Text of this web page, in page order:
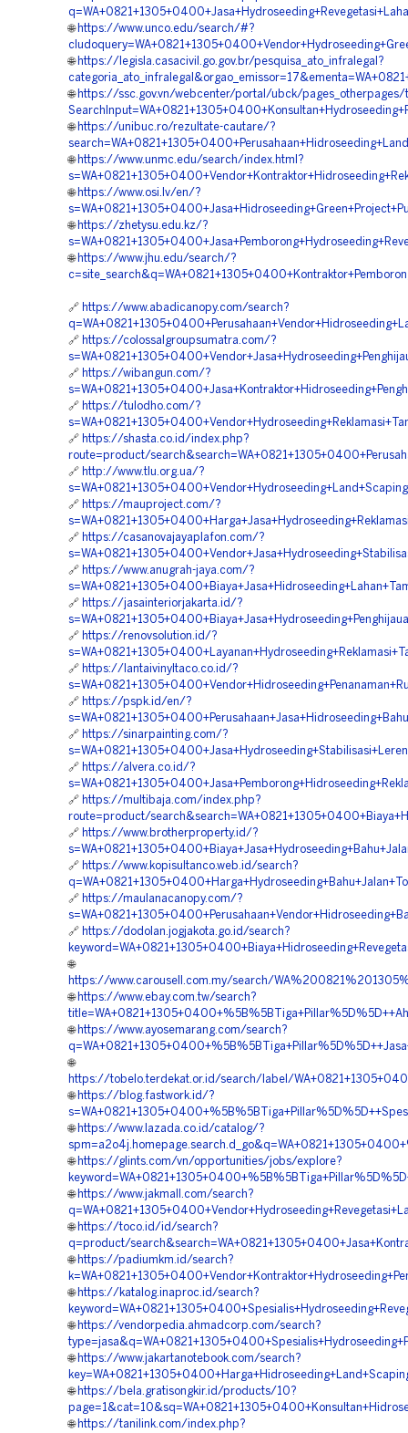
🌐 https://www.unco.edu/search/#?
🌐 https://legisla.casacivil.go.gov.br/pesquisa_ato_infralegal?
🌐 https://ssc.gov.vn/webcenter/portal/ubck/pages_otherpages/
🌐 https://unibuc.ro/rezultate-cautare/?
🌐 https://www.unmc.edu/search/index.html?
🌐 https://www.osi.lv/en/?
🌐 https://zhetysu.edu.kz/?
🌐 https://www.jhu.edu/search/?
🔗 https://www.abadicanopy.com/search?
🔗 https://colossalgroupsumatra.com/?
🔗 https://wibangun.com/?
🔗 https://tulodho.com/?
🔗 https://shasta.co.id/index.php?
route=product/
🔗 http://www.tlu.org.ua/?
🔗 https://mauproject.com/?
🔗 https://casanovajayaplafon.com/?
🔗 https://www.anugrah-jaya.com/?
🔗 https://jasainteriorjakarta.id/?
🔗 https://renovsolution.id/?
🔗 https://lantaivinyltaco.co.id/?
🔗 https://pspk.id/en/?
🔗 https://sinarpainting.com/?
🔗 https://alvera.co.id/?
🔗 https://multibaja.com/index.php?
route=product/
🔗 https://www.brotherproperty.id/?
🔗 https://www.kopisultanco.web.id/search?
🔗 https://maulanacanopy.com/?
🔗 https://dodolan.jogjakota.go.id/search?
🌐
https://www.carousell.com.my/search/
🌐 https://www.ebay.com.tw/search?
🌐 https://www.ayosemarang.com/search?
🌐
https://tobelo.terdekat.or.id/search/label/
🌐 https://blog.fastwork.id/?
🌐 https://www.lazada.co.id/catalog/?
🌐 https://glints.com/vn/opportunities/jobs/explore?
🌐 https://www.jakmall.com/search?
🌐 https://toco.id/id/search?
q=product/
🌐 https://padiumkm.id/search?
🌐 https://katalog.inaproc.id/search?
🌐 https://vendorpedia.ahmadcorp.com/search?
🌐 https://www.jakartanotebook.com/search?
🌐 https://bela.gratisongkir.id/products/10?
🌐 https://tanilink.com/index.php?